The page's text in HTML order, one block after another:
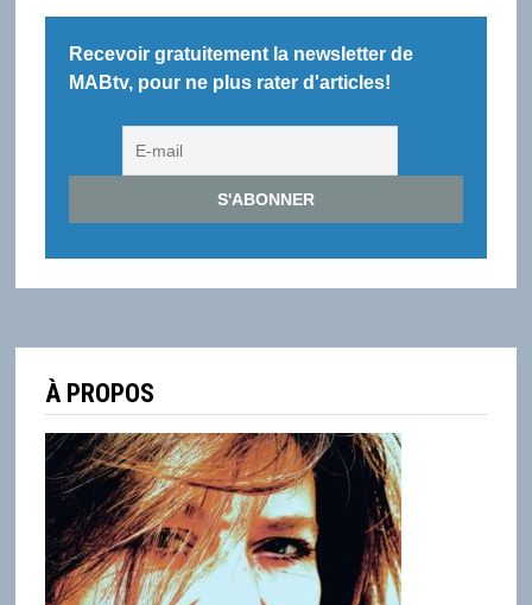
Recevoir gratuitement la newsletter de
MABtv, pour ne plus rater d'articles!
À PROPOS